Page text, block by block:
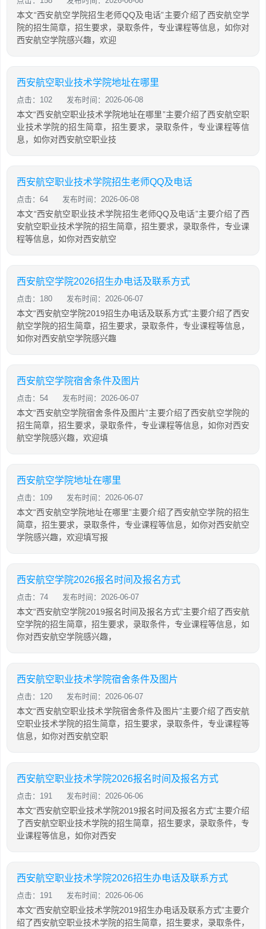
本文“西安航空学院招生老师QQ及电话”主要介绍了西安航空学
院的招生简章，招生要求，录取条件，专业课程等信息，如你对
西安航空学院感兴趣，欢迎
西安航空职业技术学院地址在哪里
点击：102 发布时间：2026-06-08
本文“西安航空职业技术学院地址在哪里”主要介绍了西安航空职
业技术学院的招生简章，招生要求，录取条件，专业课程等信
息，如你对西安航空职业技
西安航空职业技术学院招生老师QQ及电话
点击：64 发布时间：2026-06-08
本文“西安航空职业技术学院招生老师QQ及电话”主要介绍了西
安航空职业技术学院的招生简章，招生要求，录取条件，专业课
程等信息，如你对西安航空
西安航空学院2026招生办电话及联系方式
点击：180 发布时间：2026-06-07
本文“西安航空学院2019招生办电话及联系方式”主要介绍了西安
航空学院的招生简章，招生要求，录取条件，专业课程等信息，
如你对西安航空学院感兴趣
西安航空学院宿舍条件及图片
点击：54 发布时间：2026-06-07
本文“西安航空学院宿舍条件及图片”主要介绍了西安航空学院的
招生简章，招生要求，录取条件，专业课程等信息，如你对西安
航空学院感兴趣，欢迎填
西安航空学院地址在哪里
点击：109 发布时间：2026-06-07
本文“西安航空学院地址在哪里”主要介绍了西安航空学院的招生
简章，招生要求，录取条件，专业课程等信息，如你对西安航空
学院感兴趣，欢迎填写报
西安航空学院2026报名时间及报名方式
点击：74 发布时间：2026-06-07
本文“西安航空学院2019报名时间及报名方式”主要介绍了西安航
空学院的招生简章，招生要求，录取条件，专业课程等信息，如
你对西安航空学院感兴趣，
西安航空职业技术学院宿舍条件及图片
点击：120 发布时间：2026-06-07
本文“西安航空职业技术学院宿舍条件及图片”主要介绍了西安航
空职业技术学院的招生简章，招生要求，录取条件，专业课程等
信息，如你对西安航空职
西安航空职业技术学院2026报名时间及报名方式
点击：191 发布时间：2026-06-06
本文“西安航空职业技术学院2019报名时间及报名方式”主要介绍
了西安航空职业技术学院的招生简章，招生要求，录取条件，专
业课程等信息，如你对西安
西安航空职业技术学院2026招生办电话及联系方式
点击：191 发布时间：2026-06-06
本文“西安航空职业技术学院2019招生办电话及联系方式”主要介
绍了西安航空职业技术学院的招生简章，招生要求，录取条件，